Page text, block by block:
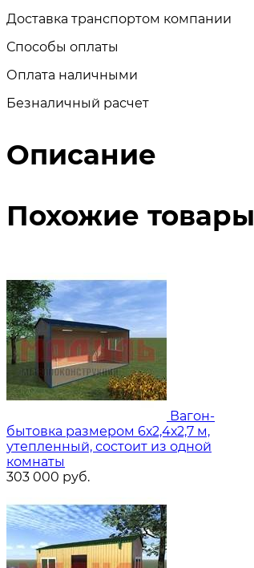
Доставка транспортом компании
Способы оплаты
Оплата наличными
Безналичный расчет
Описание
Похожие товары
Вагон-
бытовка размером 6х2,4х2,7 м,
утепленный, состоит из одной
комнаты
303 000 руб.